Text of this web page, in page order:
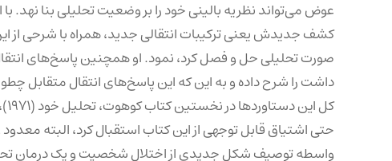
کشف جدیدش یعنی ترکیبات انتقالی جدید، همراه با شرحی از
صورت تحلیلی حل و فصل کرد، نمود. او همچنین پاسخ‌های
داشت را شرح داده و به این که این پاسخ‌های انتقال متقابل
حتی اشتیاق قابل توجهی از این کتاب استقبال کرد، البته
واسطه توصیف شکل جدیدی از اختلال شخصیت و یک درمان